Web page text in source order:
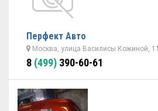
Перфект Авто
Москва, улица Василисы Кожиной, 11
8 (499) 390-60-61